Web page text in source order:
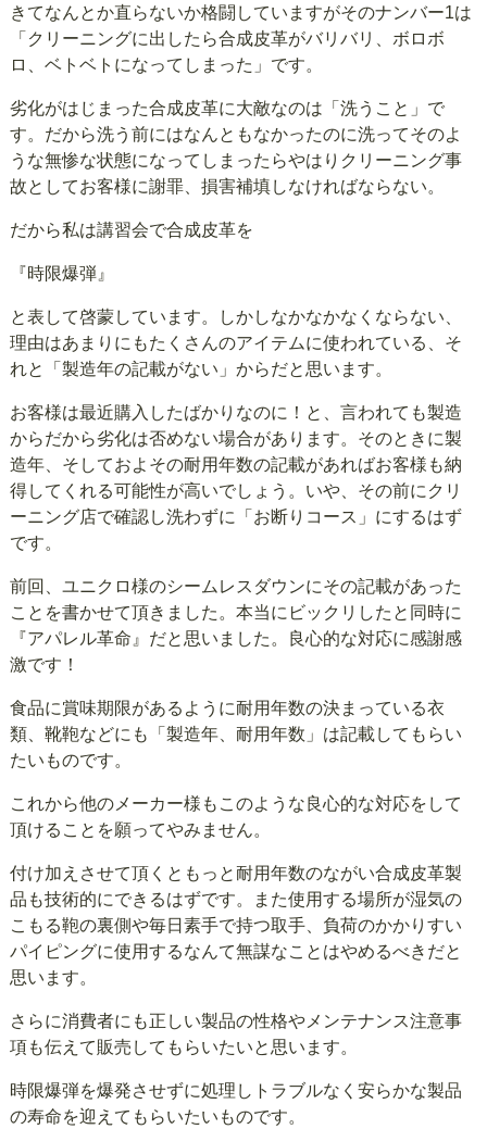
きてなんとか直らないか格闘していますがそのナンバー1は
「クリーニングに出したら合成皮革がバリバリ、ボロボ
ロ、ベトベトになってしまった」です。
劣化がはじまった合成皮革に大敵なのは「洗うこと」で
す。だから洗う前にはなんともなかったのに洗ってそのよ
うな無惨な状態になってしまったらやはりクリーニング事
故としてお客様に謝罪、損害補填しなければならない。
だから私は講習会で合成皮革を
『時限爆弾』
と表して啓蒙しています。しかしなかなかなくならない、
理由はあまりにもたくさんのアイテムに使われている、そ
れと「製造年の記載がない」からだと思います。
お客様は最近購入したばかりなのに！と、言われても製造
からだから劣化は否めない場合があります。そのときに製
造年、そしておよその耐用年数の記載があればお客様も納
得してくれる可能性が高いでしょう。いや、その前にクリ
ーニング店で確認し洗わずに「お断りコース」にするはず
です。
前回、ユニクロ様のシームレスダウンにその記載があった
ことを書かせて頂きました。本当にビックリしたと同時に
『アパレル革命』だと思いました。良心的な対応に感謝感
激です！
食品に賞味期限があるように耐用年数の決まっている衣
類、靴鞄などにも「製造年、耐用年数」は記載してもらい
たいものです。
これから他のメーカー様もこのような良心的な対応をして
頂けることを願ってやみません。
付け加えさせて頂くともっと耐用年数のながい合成皮革製
品も技術的にできるはずです。また使用する場所が湿気の
こもる鞄の裏側や毎日素手で持つ取手、負荷のかかりすい
パイピングに使用するなんて無謀なことはやめるべきだと
思います。
さらに消費者にも正しい製品の性格やメンテナンス注意事
項も伝えて販売してもらいたいと思います。
時限爆弾を爆発させずに処理しトラブルなく安らかな製品
の寿命を迎えてもらいたいものです。